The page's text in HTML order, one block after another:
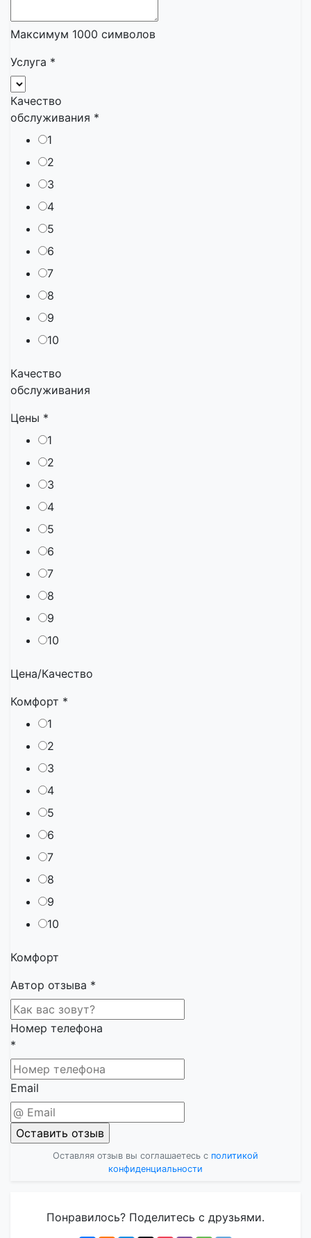
Максимум 1000 символов
Услуга *
Качество
обслуживания *
1
2
3
4
5
6
7
8
9
10
Качество
обслуживания
Цены *
1
2
3
4
5
6
7
8
9
10
Цена/Качество
Комфорт *
1
2
3
4
5
6
7
8
9
10
Комфорт
Автор отзыва *
Номер телефона
*
Email
Оставляя отзыв вы соглашаетесь с политикой
конфиденциальности
Понравилось? Поделитесь с друзьями.